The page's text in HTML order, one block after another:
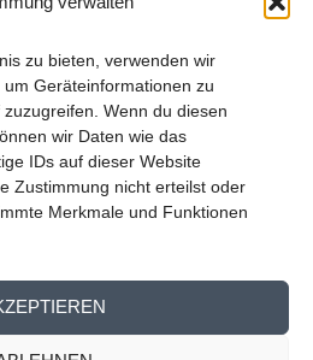
zu bieten, verwenden wir
Geräteinformationen zu
Wenn du diesen
wir Daten wie das
IDs auf dieser Website
Zustimmung nicht erteilst oder
Merkmale und Funktionen
Kommunikationsberatung
Impressum
Datenschutz